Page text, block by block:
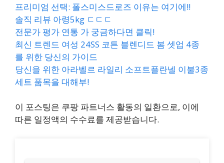
프리미엄 선택: 폴스미스드로즈 이유는 여기에!!
솔직 리뷰 아령5kg ㄷㄷㄷ
전문가 평가 연통 가 궁금하다면 클릭!
최신 트렌드 여성 24SS 코튼 블렌디드 봄 셋업 4종
를 위한 당신의 가이드
당신을 위한 아라벨르 라일리 소프트플란넬 이불3종
세트 품목을 대해부!
이 포스팅은 쿠팡 파트너스 활동의 일환으로, 이에
따른 일정액의 수수료를 제공받습니다.